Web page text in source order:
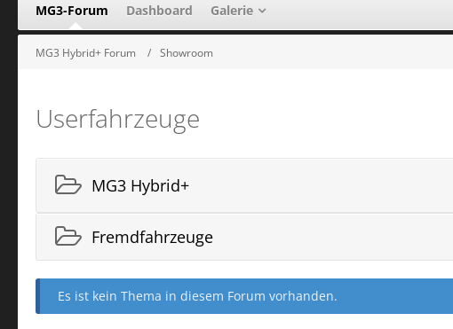
MG3-Forum Dashboard Galerie
MG3 Hybrid+ Forum Showroom
Userfahrzeuge
MG3 Hybrid+
Fremdfahrzeuge
Es ist kein Thema in diesem Forum vorhanden.